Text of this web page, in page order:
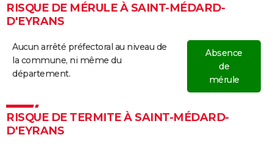
RISQUE DE MÉRULE À SAINT-MÉDARD-
D'EYRANS
Aucun arrêté préfectoral au niveau de
la commune, ni même du
département.
Absence
de
mérule
RISQUE DE TERMITE À SAINT-MÉDARD-
D'EYRANS